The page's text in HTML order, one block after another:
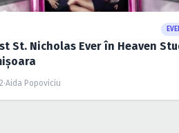
St. Nicholas Ever în Heaven
·Aida Popoviciu